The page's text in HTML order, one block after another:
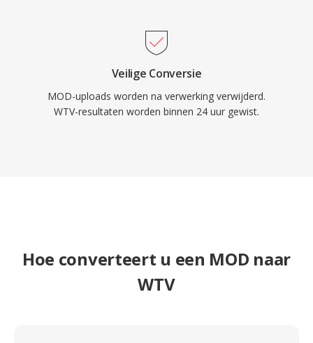
Veilige Conversie
MOD-uploads worden na verwerking verwijderd.
WTV-resultaten worden binnen 24 uur gewist.
Hoe converteert u een MOD naar
WTV